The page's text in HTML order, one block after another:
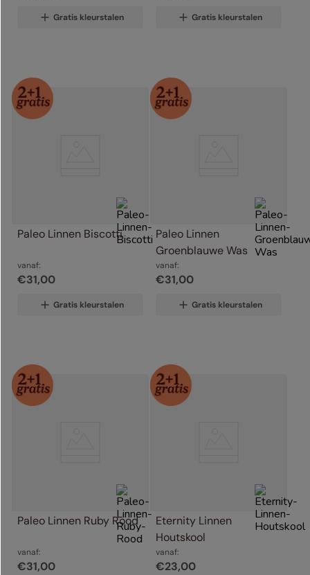
Gratis kleurstalen Gratis kleurstalen
Paleo Linnen Biscotti
vanaf:
€31,00
Gratis kleurstalen
Paleo Linnen
Groenblauwe Was
vanaf:
€31,00
Gratis kleurstalen
Paleo Linnen Ruby Rood
vanaf:
€31,00
Eternity Linnen
Houtskool
vanaf:
€23,00